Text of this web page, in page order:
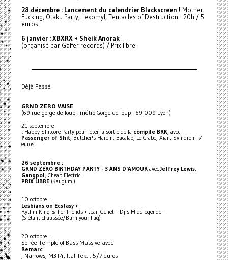
28 décembre : Lancement du calendrier Blackscreen ! Mother
Fucking, Otaku Party, Lexomyl, Tentacles of Destruction - 20h / 5
euros
6 janvier : XBXRX + Sheik Anorak
(organisé par Gaffer records) / Prix libre
Déjà Passé
GRND ZERO VAISE
(69 rue gorge de loup - métro Gorge de loup - 69 009 Lyon)
21 septembre
:Happy Shitcore Party pour fêter la sortie de la compile BRK, avec
Passenger of Shit, Butcher's Harem, Bacalao, Le Crabe, Xian, Svindrön - 7
euros
26 septembre :
GRND ZERO BIRTHDAY PARTY - 3 ANS D'AMOURavecJeffrey Lewis,
Gangpol, Cheap Electric...
PRIX LIBRE (Kaugumi)
10 octobre :
Lesbians on Ecstasy+
Rythm King & her friends + Jean Genet + Dj's Middlegender
(S'étant chaussée/Burn your flag)
20 octobre :
Soirée Temple of Bass Massive avec
Remarc
, Narrows, M3T4, Ital Tek... 5/7 euros